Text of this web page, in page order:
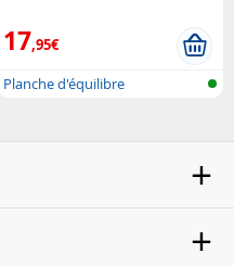
17,95€
Planche d'équilibre